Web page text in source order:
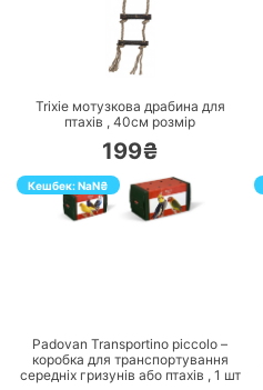
ПЕРЕЙТИ
Trixie мотузкова драбина для
птахів , 40см розмір
199₴
Кешбек:NaN₴
Padovan Transportino piccolo –
коробка для транспортування
середніх гризунів або птахів , 1 шт